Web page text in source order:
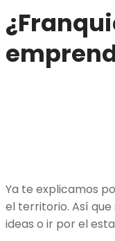
Ya te explicamos
el territorio. Así
ideas o ir por el